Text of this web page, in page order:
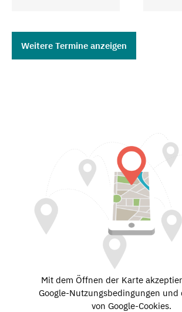
Weitere Termine anzeigen
Mit dem Öffnen der Karte
Google-Nutzungsbedingungen und
von Google-Cookies.